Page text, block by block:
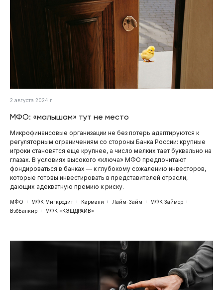
2 августа 2024 г.
МФО: «малышам» тут не место
Микрофинансовые организации не без потерь адаптируются к
регуляторным ограничениям со стороны Банка России: крупные
игроки становятся еще крупнее, а число мелких тает буквально на
глазах. В условиях высокого «ключа» МФО предпочитают
фондироваться в банках — к глубокому сожалению инвесторов,
которые готовы инвестировать в представителей отрасли,
дающих адекватную премию к риску.
МФО МФК Мигкредит Кармани Лайм-Займ
МФК Займер
ВэбБанкир
МФК «КЭШДРАЙВ»